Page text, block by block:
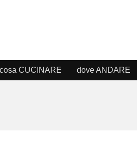
cosa CUCINARE dove ANDARE